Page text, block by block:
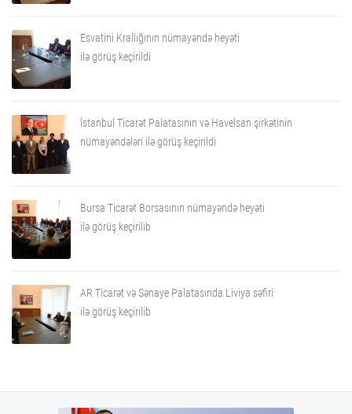
Esvatini Krallığının nümayəndə heyəti
ilə görüş keçirildi
İstanbul Ticarət Palatasının və Havelsan şirkətinin
nümayəndələri ilə görüş keçirildi
Bursa Ticarət Borsasının nümayəndə heyəti
ilə görüş keçirilib
AR Ticarət və Sənaye Palatasında Liviya səfiri
ilə görüş keçirilib